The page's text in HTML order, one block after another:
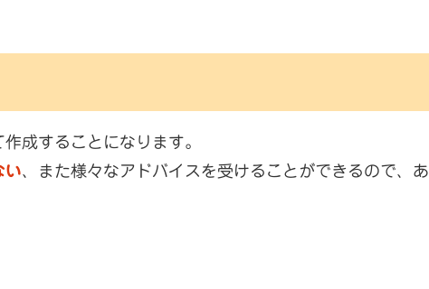
成することになります。
い、また様々なアドバイスを受けることができるので、あ